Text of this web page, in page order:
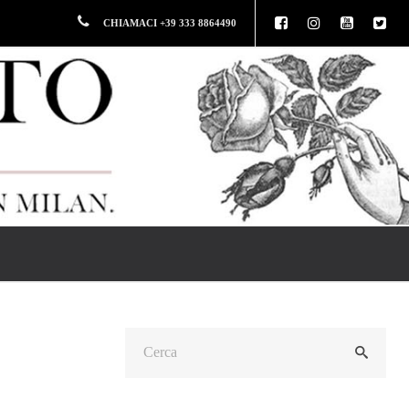
CHIAMACI +39 333 8864490